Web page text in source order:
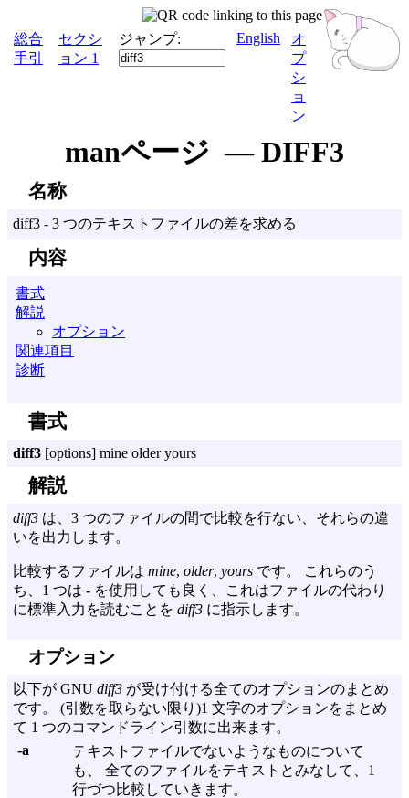
総合
手引
セクシ
ョン 1
ジャンプ: English
オ
プ
シ
ョ
ン
manページ — DIFF3
名称
diff3 - 3 つのテキストファイルの差を求める
内容
書式
解説
オプション
関連項目
診断
書式
diff3 [options] mine older yours
解説
diff3 は、3 つのファイルの間で比較を行ない、それらの違
いを出力します。
比較するファイルは mine, older, yours です。 これらのう
ち、1 つは - を使用しても良く、これはファイルの代わり
に標準入力を読むことを diff3 に指示します。
オプション
以下が GNU diff3 が受け付ける全てのオプションのまとめ
です。 (引数を取らない限り)1 文字のオプションをまとめ
て 1 つのコマンドライン引数に出来ます。
-a
テキストファイルでないようなものについて
も、 全てのファイルをテキストとみなして、1
行づつ比較していきます。